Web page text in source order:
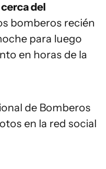
del
bomberos recién
para luego
en horas de la
de Bomberos
en la red social